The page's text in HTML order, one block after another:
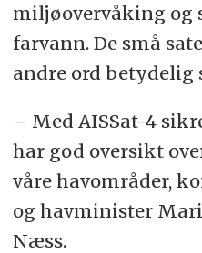
miljøovervåking og
farvann. De små
andre ord betydelig
– Med AISSat-4
har god oversikt
våre havområder,
og havminister
Næss.